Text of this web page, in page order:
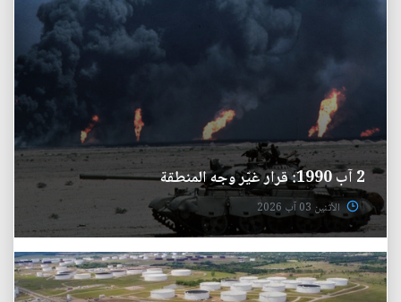
2 آب 1990: قرار غيّر وجه المنطقة
الأثنين 03 آب 2026